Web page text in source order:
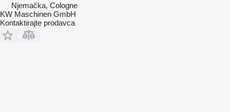
Njemačka, Cologne
KW Maschinen GmbH
Kontaktirajte prodavca